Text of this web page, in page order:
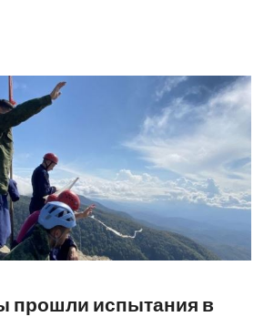
прошли испытания в